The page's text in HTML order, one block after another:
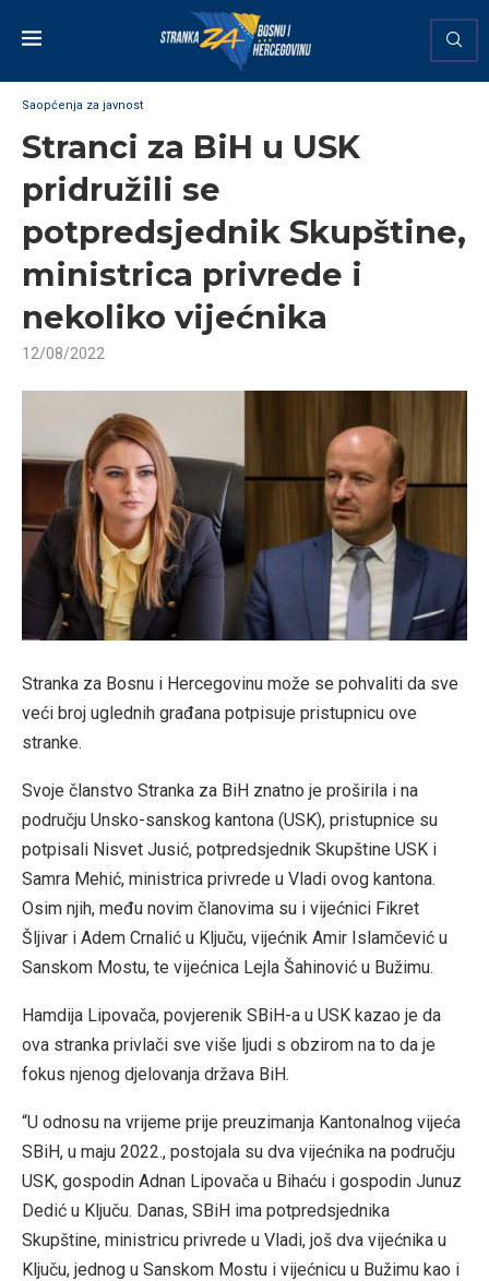
Saopćenja za javnost
Stranci za BiH u USK
pridružili se
potpredsjednik Skupštine,
ministrica privrede i
nekoliko vijećnika
12/08/2022
Stranka za Bosnu i Hercegovinu može se pohvaliti da sve
veći broj uglednih građana potpisuje pristupnicu ove
stranke.
Svoje članstvo Stranka za BiH znatno je proširila i na
području Unsko-sanskog kantona (USK), pristupnice su
potpisali Nisvet Jusić, potpredsjednik Skupštine USK i
Samra Mehić, ministrica privrede u Vladi ovog kantona.
Osim njih, među novim članovima su i vijećnici Fikret
Šljivar i Adem Crnalić u Ključu, vijećnik Amir Islamčević u
Sanskom Mostu, te vijećnica Lejla Šahinović u Bužimu.
Hamdija Lipovača, povjerenik SBiH-a u USK kazao je da
ova stranka privlači sve više ljudi s obzirom na to da je
fokus njenog djelovanja država BiH.
“U odnosu na vrijeme prije preuzimanja Kantonalnog vijeća
SBiH, u maju 2022., postojala su dva vijećnika na području
USK, gospodin Adnan Lipovača u Bihaću i gospodin Junuz
Dedić u Ključu. Danas, SBiH ima potpredsjednika
Skupštine, ministricu privrede u Vladi, još dva vijećnika u
Ključu, jednog u Sanskom Mostu i vijećnicu u Bužimu kao i